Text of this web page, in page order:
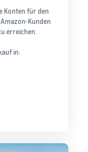
Konten für den
Kunden
erreichen.
in: